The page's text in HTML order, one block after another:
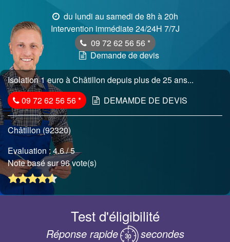
du lundi au samedi de 8h à 20h
Intervention immédiate 24/24H 7/7J
09 72 62 56 56 *
Demande de devis
Isolation 1 euro à Châtillon depuis plus de 25 ans...
09 72 62 56 56* DEMAMDE DE DEVIS
Châtillon (92320)
Evaluation :4.6/ 5
Note basé sur 96 vote(s)
Test d'éligibilité
Réponse rapide secondes